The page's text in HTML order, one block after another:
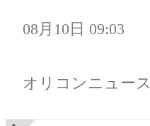
08月10日 09:03
オリコンニュース